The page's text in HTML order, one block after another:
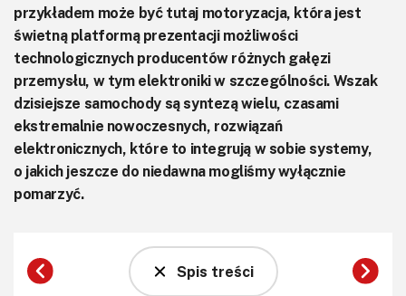
przykładem może być tutaj motoryzacja, która jest
świetną platformą prezentacji możliwości
technologicznych producentów różnych gałęzi
przemysłu, w tym elektroniki w szczególności. Wszak
dzisiejsze samochody są syntezą wielu, czasami
ekstremalnie nowoczesnych, rozwiązań
elektronicznych, które to integrują w sobie systemy,
o jakich jeszcze do niedawna mogliśmy wyłącznie
pomarzyć.
Spis treści